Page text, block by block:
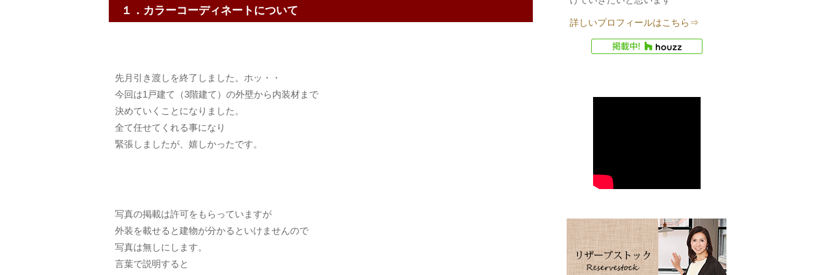
１．カラーコーディネートについて
先月引き渡しを終了しました。ホッ・・
今回は1戸建て（3階建て）の外壁から内装材まで
決めていくことになりました。
全て任せてくれる事になり
緊張しましたが、嬉しかったです。
写真の掲載は許可をもらっていますが
外装を載せると建物が分かるといけませんので
写真は無しにします。
言葉で説明すると
詳しいプロフィールはこちら⇒